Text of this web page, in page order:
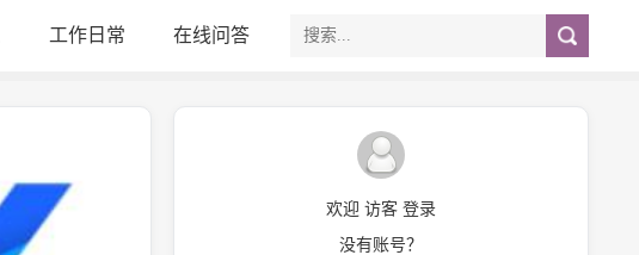
工作日常 在线问答
欢迎 访客 登录
没有账号？